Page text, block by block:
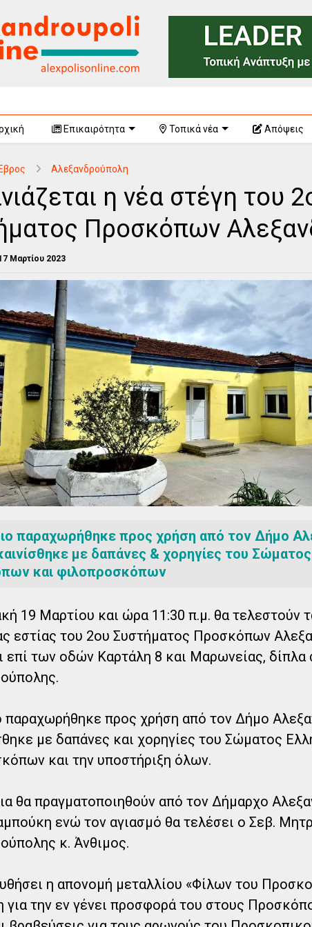
Επικαιρότητα Τοπικά νέα Απόψεις
Αλεξανδρούπολη
η νέα στέγη του
Προσκόπων
Μαρτίου 2023
παραχωρήθηκε προς χρήση από τον Δήμο
με δαπάνες & χορηγίες του
και φιλοπροσκόπων
19 Μαρτίου και ώρα 11:30 π.μ. θα τελεστούν
εστίας του 2ου Συστήματος Προσκόπων
επί των οδών Καρτάλη 8 και Μαρωνείας,
παραχωρήθηκε προς χρήση από τον Δήμο
με δαπάνες και χορηγίες του Σώματος
και την υποστήριξη όλων.
θα πραγματοποιηθούν από τον Δήμαρχο
ενώ τον αγιασμό θα τελέσει ο Σεβ.
κ. Άνθιμος.
η απονομή μεταλλίου «Φίλων του
για την εν γένει προσφορά του στους